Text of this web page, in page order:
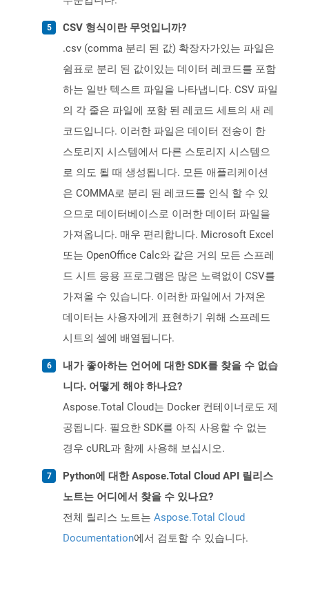
CSV 형식이란 무엇입니까?
.csv (comma 분리 된 값) 확장자가있는 파일은
쉼표로 분리 된 값이있는 데이터 레코드를 포함
하는 일반 텍스트 파일을 나타냅니다. CSV 파일
의 각 줄은 파일에 포함 된 레코드 세트의 새 레
코드입니다. 이러한 파일은 데이터 전송이 한
스토리지 시스템에서 다른 스토리지 시스템으
로 의도 될 때 생성됩니다. 모든 애플리케이션
은 COMMA로 분리 된 레코드를 인식 할 수 있
으므로 데이터베이스로 이러한 데이터 파일을
가져옵니다. 매우 편리합니다. Microsoft Excel
또는 OpenOffice Calc와 같은 거의 모든 스프레
드 시트 응용 프로그램은 많은 노력없이 CSV를
가져올 수 있습니다. 이러한 파일에서 가져온
데이터는 사용자에게 표현하기 위해 스프레드
시트의 셀에 배열됩니다.
내가 좋아하는 언어에 대한 SDK를 찾을 수 없습
니다. 어떻게 해야 하나요?
Aspose.Total Cloud는 Docker 컨테이너로도 제
공됩니다. 필요한 SDK를 아직 사용할 수 없는
경우 cURL과 함께 사용해 보십시오.
Python에 대한 Aspose.Total Cloud API 릴리스
노트는 어디에서 찾을 수 있나요?
전체 릴리스 노트는 Aspose.Total Cloud
Documentation에서 검토할 수 있습니다.